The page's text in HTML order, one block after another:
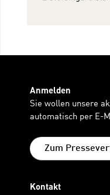
Anmelden
Sie wollen unsere
automatisch per E-
Zum
Kontakt